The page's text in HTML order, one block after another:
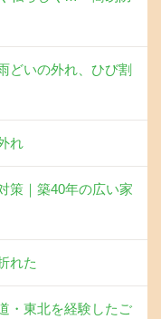
どいの外れ、ひび割
れ
策｜築40年の広い家
れた
・東北を経験したご